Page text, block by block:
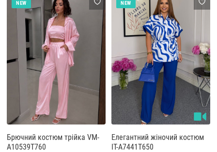
NEW
Брючний костюм трійка VM-
A10539T760
NEW
Елегантний жіночий костюм
IT-A7441T650